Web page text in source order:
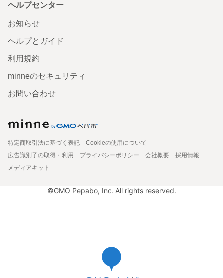
ヘルプセンター
お知らせ
ヘルプとガイド
利用規約
minneのセキュリティ
お問い合わせ
特定商取引法に基づく表記
Cookieの使用について
広告識別子の取得・利用
プライバシーポリシー 会社概要
採用情報
メディアキット
©GMO Pepabo, Inc. All rights reserved.